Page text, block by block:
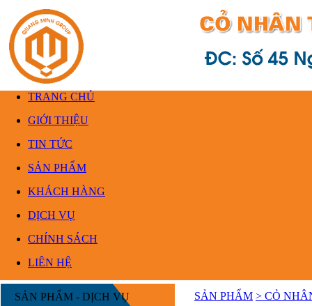
TRANG CHỦ
GIỚI THIỆU
TIN TỨC
SẢN PHẨM
KHÁCH HÀNG
DỊCH VỤ
CHÍNH SÁCH
LIÊN HỆ
SẢN PHẨM - DỊCH VỤ
SẢN PHẨM > CỎ